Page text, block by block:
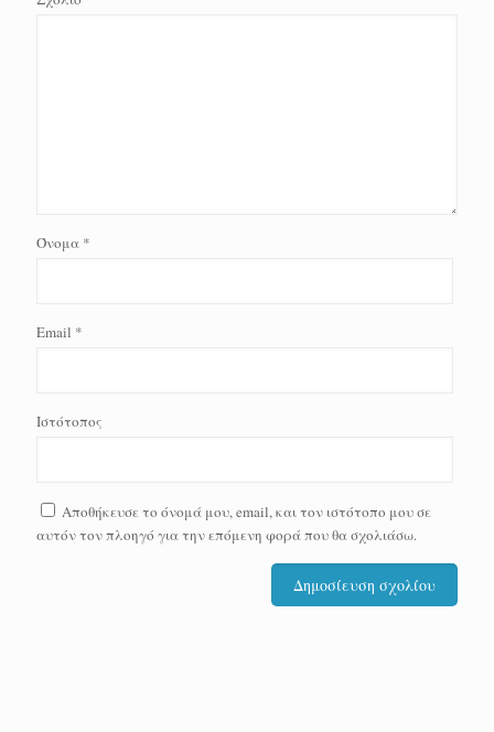
Όνομα *
Email *
Ιστότοπος
Αποθήκευσε το όνομά μου, email, και τον ιστότοπο μου σε
αυτόν τον πλοηγό για την επόμενη φορά που θα σχολιάσω.